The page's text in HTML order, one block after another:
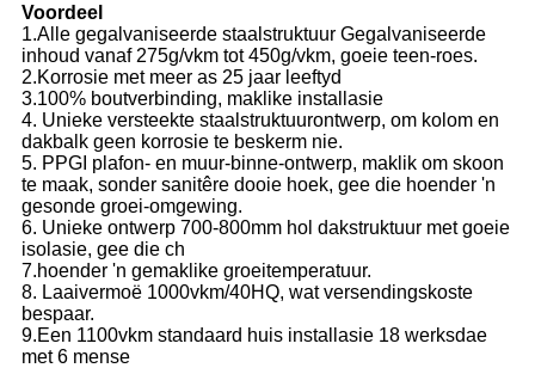
Voordeel
1.Alle gegalvaniseerde staalstruktuur Gegalvaniseerde
inhoud vanaf 275g/vkm tot 450g/vkm, goeie teen-roes.
2.Korrosie met meer as 25 jaar leeftyd
3.100% boutverbinding, maklike installasie
4. Unieke versteekte staalstruktuurontwerp, om kolom en
dakbalk geen korrosie te beskerm nie.
5. PPGI plafon- en muur-binne-ontwerp, maklik om skoon
te maak, sonder sanitêre dooie hoek, gee die hoender 'n
gesonde groei-omgewing.
6. Unieke ontwerp 700-800mm hol dakstruktuur met goeie
isolasie, gee die ch
7.hoender 'n gemaklike groeitemperatuur.
8. Laaivermoë 1000vkm/40HQ, wat versendingskoste
bespaar.
9.Een 1100vkm standaard huis installasie 18 werksdae
met 6 mense